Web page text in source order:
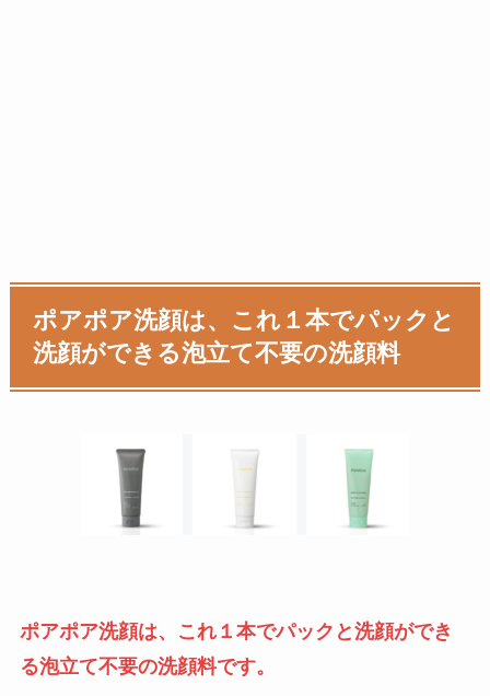
ポアポア洗顔は、 これ１本でパックと
洗顔ができる泡立て不要の洗顔料
ポアポア洗顔は、これ１本でパックと洗顔ができ
る泡立て不要の洗顔料です。